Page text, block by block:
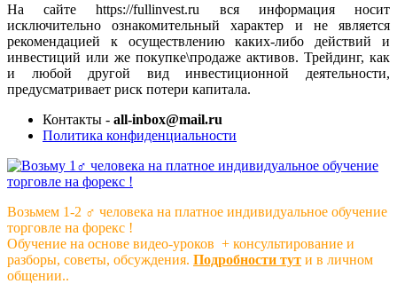
На сайте https://fullinvest.ru вся информация носит
исключительно ознакомительный характер и не является
рекомендацией к осуществлению каких-либо действий и
инвестиций или же покупке\продаже активов. Трейдинг, как
и любой другой вид инвестиционной деятельности,
предусматривает риск потери капитала.
Контакты - all-inbox@mail.ru
Политика конфиденциальности
Возьмем 1-2 ‍♂️ человека на платное индивидуальное обучение
торговле на форекс !
Обучение на основе видео-уроков ️ + консультирование и
разборы, советы, обсуждения. Подробности тут и в личном
общении..